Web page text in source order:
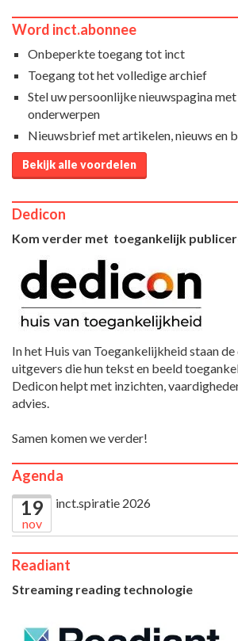
Word inct.abonnee
Onbeperkte toegang tot inct
Toegang tot het volledige archief
Stel uw persoonlijke nieuwspagina
onderwerpen
Nieuwsbrief met artikelen, nieuws en
Bekijk alle voordelen
Dedicon
Kom verder met toegankelijk
In het Huis van Toegankelijkheid staan
uitgevers die hun tekst en beeld
Dedicon helpt met inzichten,
advies.
Samen komen we verder!
Agenda
19
nov
inct.spiratie 2026
Readiant
Streaming reading technologie